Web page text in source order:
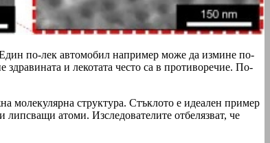
по-лек автомобил например може да измине по-
здравината и лекотата често са в противоречие. По-
молекулярна структура. Стъклото е идеален пример
атоми. Изследователите отбелязват, че